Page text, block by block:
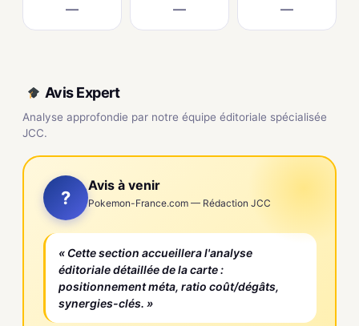
— — —
Avis Expert
Analyse approfondie par notre équipe éditoriale spécialisée
JCC.
?
Avis à venir
Pokemon-France.com — Rédaction JCC
« Cette section accueillera l'analyse
éditoriale détaillée de la carte :
positionnement méta, ratio coût/dégâts,
synergies-clés. »